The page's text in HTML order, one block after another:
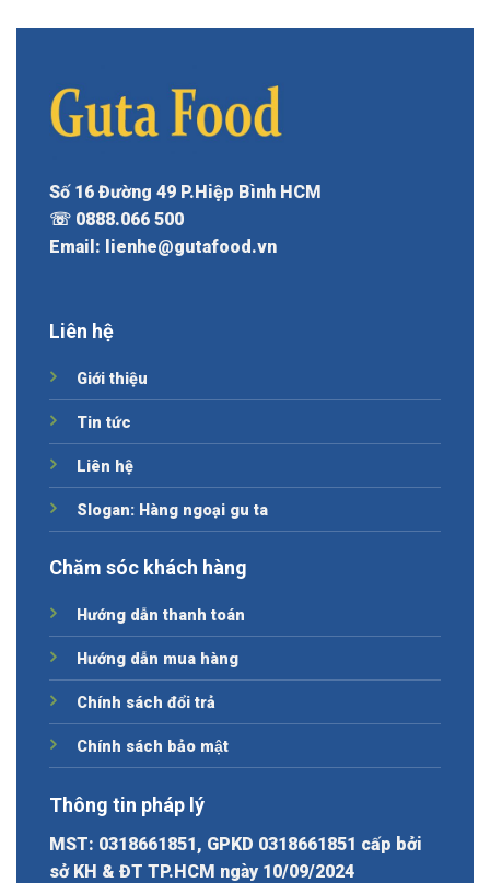
Số 16 Đường 49 P.Hiệp Bình HCM
☏ 0888.066 500
Email: lienhe@gutafood.vn
Liên hệ
Giới thiệu
Tin tức
Liên hệ
Slogan: Hàng ngoại gu ta
Chăm sóc khách hàng
Hướng dẫn thanh toán
Hướng dẫn mua hàng
Chính sách đổi trả
Chính sách bảo mật
Thông tin pháp lý
MST: 0318661851, GPKD 0318661851 cấp bởi
sở KH & ĐT TP.HCM ngày 10/09/2024